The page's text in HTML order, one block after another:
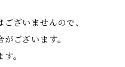
ざいませんので、
ございます。
。